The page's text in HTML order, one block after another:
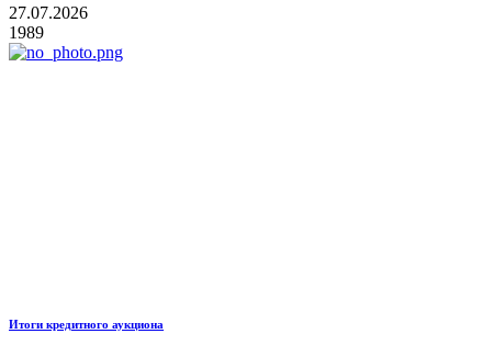
27.07.2026
1989
Итоги кредитного аукциона